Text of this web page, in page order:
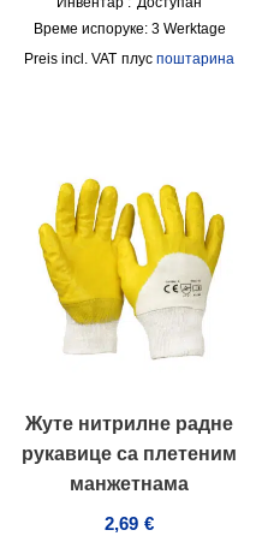
Време испоруке: 3 Werktage
incl. VAT плус поштарина
Жуте нитрилне радне
рукавице са плетеним
манжетнама
2,69 €